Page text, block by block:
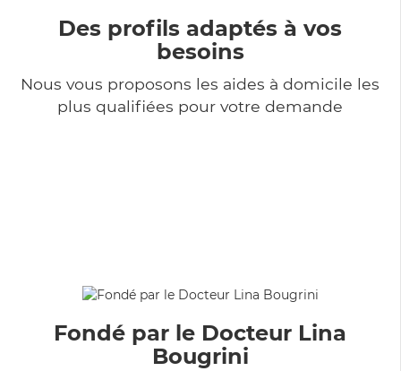
Des profils adaptés à vos
besoins
Nous vous proposons les aides à domicile les
plus qualifiées pour votre demande
Fondé par le Docteur Lina
Bougrini